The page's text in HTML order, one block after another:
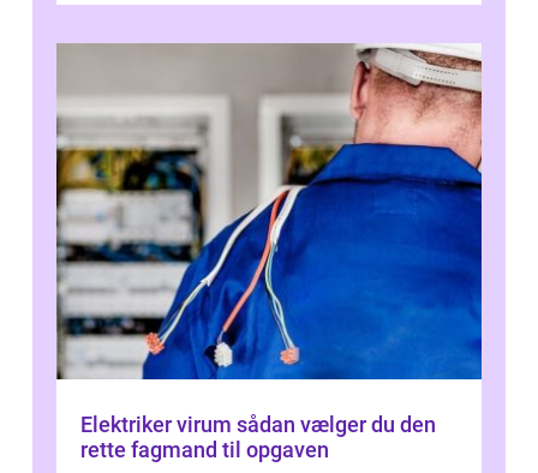
Elektriker virum sådan vælger du den
rette fagmand til opgaven